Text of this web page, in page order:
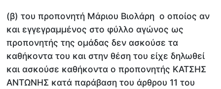
(β) του προπονητή Μάριου Βιολάρη ο οποίος αν
και εγγεγραμμένος στο φύλλο αγώνος ως
προπονητής της ομάδας δεν ασκούσε τα
καθήκοντα του και στην θέση του είχε δηλωθεί
και ασκούσε καθήκοντα ο προπονητής ΚΑΤΣΗΣ
ΑΝΤΩΝΗΣ κατά παράβαση του άρθρου 11 του